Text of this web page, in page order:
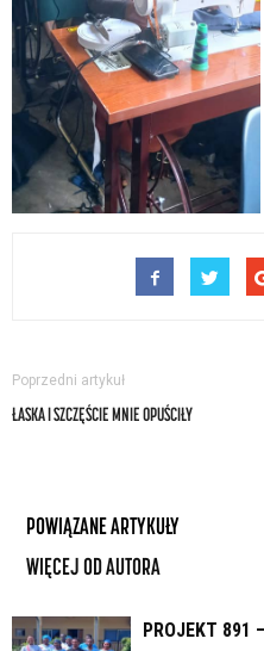
Poprzedni artykuł
ŁASKA I SZCZĘŚCIE MNIE OPUŚCIŁY
POWIĄZANE ARTYKUŁY
WIĘCEJ OD AUTORA
PROJEKT 891